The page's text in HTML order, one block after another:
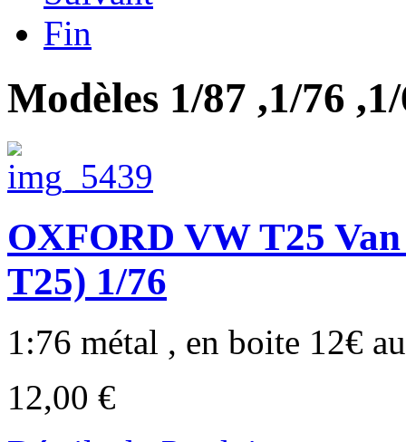
Fin
Modèles 1/87 ,1/76
OXFORD VW T25
T25) 1/76
1:76 métal , en boite 12€
12,00 €